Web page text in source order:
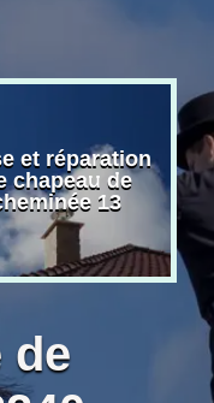
et réparation
chapeau de
13
de